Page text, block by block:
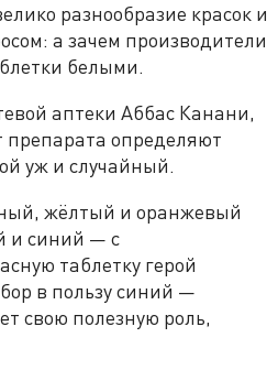
разнообразие красок и
а зачем производители
белыми.
аптеки Аббас Канани,
препарата определяют
уж и случайный.
жёлтый и оранжевый
и синий — с
таблетку герой
в пользу синий —
свою полезную роль,